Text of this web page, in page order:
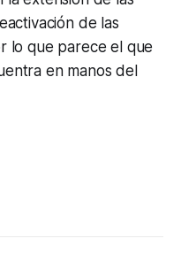
de las
lo que parece el que
en manos del